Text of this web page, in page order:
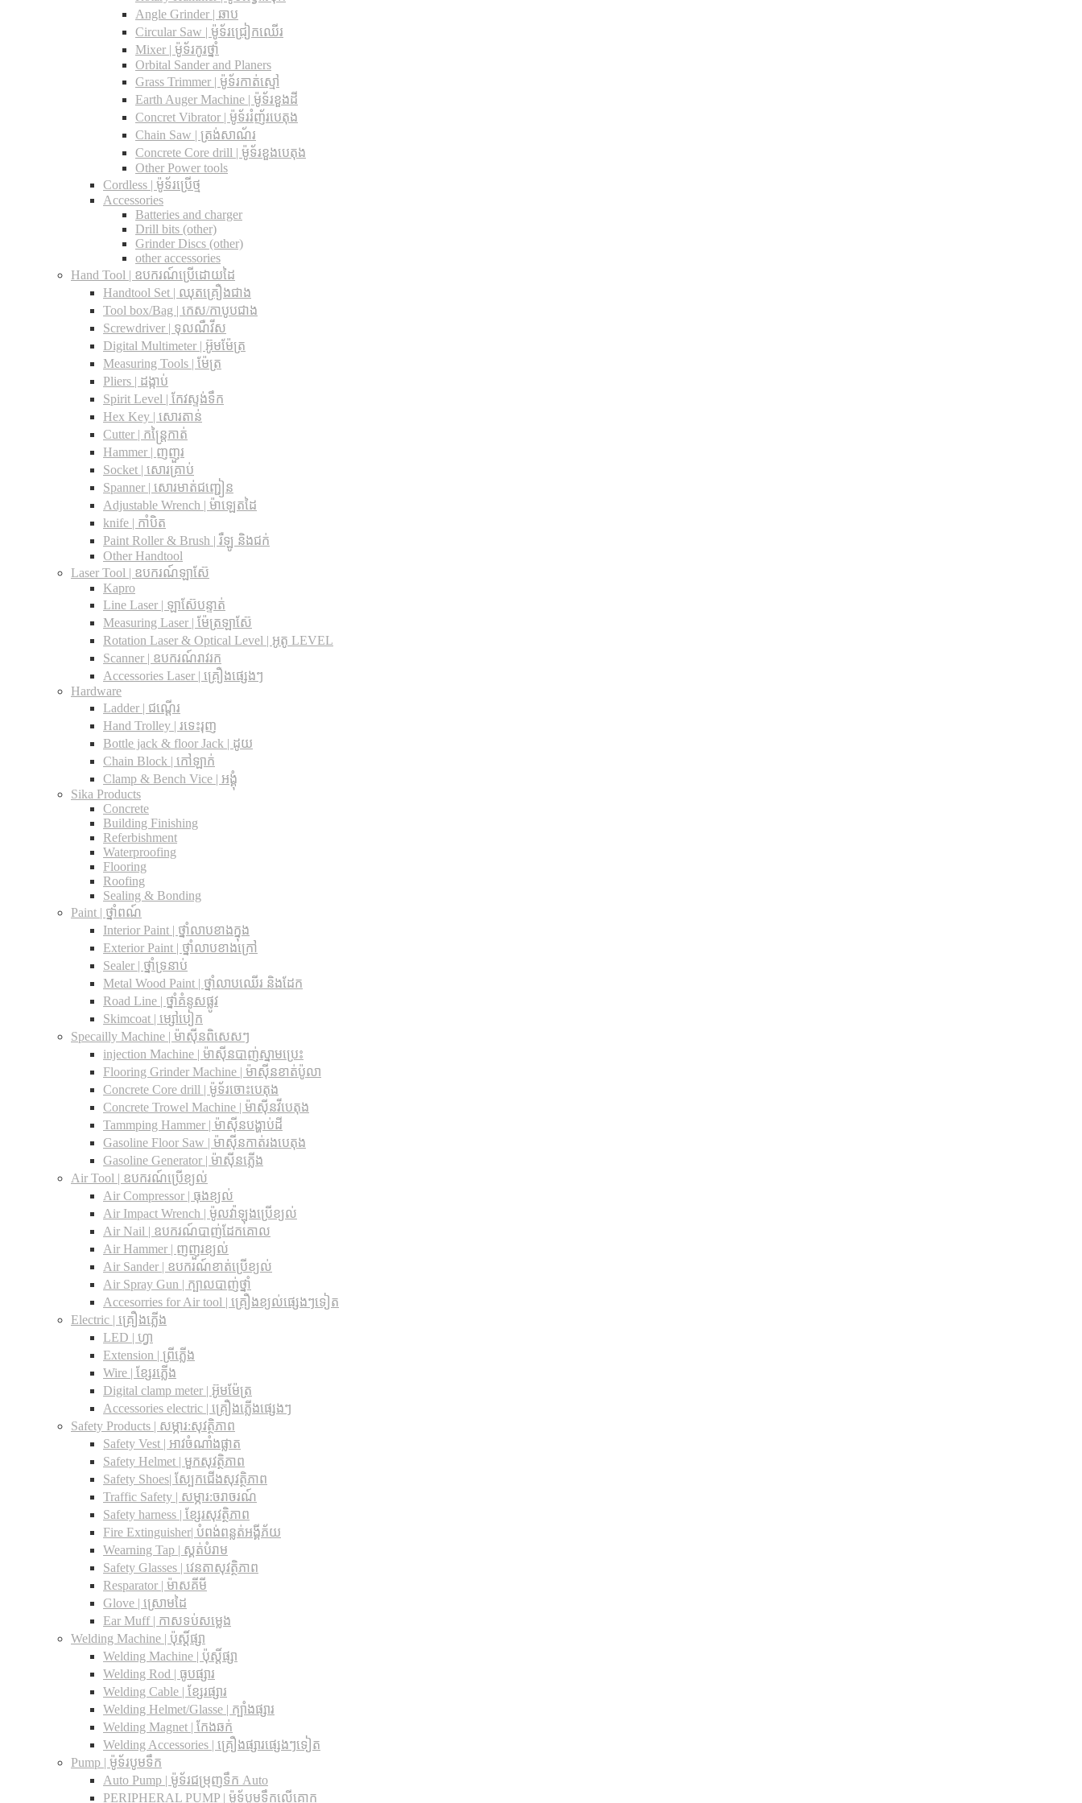
Angle Grinder | ឆាប
Circular Saw​ | ម៉ូទ័រជ្រៀកឈើរ
Mixer | ម៉ូទ័រកូរថ្នាំ
Orbital Sander and Planers
Grass Trimmer | ម៉ូទ័រកាត់ស្មៅ
Earth Auger Machine | ម៉ូទ័រខួងដី
Concret Vibrator | ម៉ូទ័ររំញ័របេតុង
Chain Saw | ត្រង់សាណ័រ
Concrete Core drill | ម៉ូទ័រខួងបេតុង
Other Power tools
Cordless​ | ម៉ូទ័រប្រើថ្ម
Accessories
Batteries and charger
Drill bits (other)
Grinder Discs (other)
other accessories
Hand Tool | ឧបករណ៍ប្រើដោយដៃ
Handtool Set | ឈុតគ្រឿងជាង
Tool box/Bag | កេស/កាបូបជាង
Screwdriver | ទុលណឺវីស
Digital Multimeter | អ៊ូមម៉ែត្រ
Measuring Tools | ម៉ែត្រ
Pliers | ដង្កាប់
Spirit Level | កែវស្ទង់ទឹក
Hex Key | សោរតាន់
Cutter | កន្រ្តៃកាត់
Hammer | ញញួរ
Socket | សោរគ្រាប់
Spanner |​ សោរមាត់ជញ្ជៀន
Adjustable Wrench |​ ម៉ាឡេតដៃ
knife | កាំបិត
Paint Roller & Brush | រឺឡូ និងជក់
Other Handtool
Laser Tool | ឧបករណ៍ឡាស៊ែ
Kapro
Line Laser | ឡាស៊ែបន្ទាត់
Measuring Laser | ម៉ែត្រឡាស៊ែ
Rotation Laser & Optical Level | អូតូ LEVEL
Scanner | ឧបករណ៍រាវរក
Accessories Laser | គ្រឿងផ្សេងៗ
Hardware
Ladder | ជណ្តើរ
Hand Trolley | រទេះរុញ
Bottle jack & floor Jack​ | ដូយ
Chain Block | កៅឡាក់
Clamp & Bench Vice | អង្គុំ
Sika Products
Concrete
Building Finishing
Referbishment
Waterproofing
Flooring
Roofing
Sealing & Bonding
Paint | ថ្នាំពណ៍
Interior Paint | ថ្នាំលាបខាងក្នុង
Exterior Paint | ថ្នាំលាបខាងក្រៅ
Sealer | ថ្នាំទ្រនាប់
Metal Wood Paint | ថ្នាំលាបឈើរ និងដែក
Road Line | ថ្នាំគំនូសផ្លូវ
Skimcoat | ម្សៅបៀក
Specailly Machine | ម៉ាស៊ីនពិសេសៗ
injection Machine | ម៉ាស៊ីនបាញ់ស្នាមប្រេះ
Flooring Grinder Machine | ម៉ាស៊ីនខាត់ប៉ូលា
Concrete Core drill | ម៉ូទ័រចោះបេតុង
Concrete Trowel Machine | ម៉ាស៊ីនវីបេតុង
Tammping Hammer | ម៉ាស៊ីនបង្ហាប់ដី
Gasoline Floor Saw | ម៉ាស៊ីនកាត់រងបេតុង
Gasoline Generator | ម៉ាស៊ីនភ្លើង
Air Tool | ឧបករណ៍ប្រើខ្យល់
Air Compressor | ធុងខ្យល់
Air Impact Wrench | ម៉ូលវ៉ាឡុងប្រើខ្យល់
Air Nail | ឧបករណ៍បាញ់ដែកគោល
Air Hammer | ញញួរខ្យល់
Air Sander | ឧបករណ៍ខាត់ប្រើខ្យល់
Air Spray Gun | ក្បាលបាញ់ថ្នាំ
Accesorries for Air tool | គ្រឿងខ្យល់ផ្សេងៗទៀត
Electric | គ្រឿងភ្លើង
LED | ហ្វា
Extension | ព្រីភ្លើង
Wire | ខ្សែរភ្លើង
Digital clamp meter | អ៊ូមម៉ែត្រ
Accessories electric | គ្រឿងភ្លើងផ្សេងៗ
Safety Products | សម្ភារ:សុវត្ថិភាព
Safety Vest | អាវចំណាំងផ្លាត
Safety Helmet | មួកសុវត្ថិភាព
Safety Shoes| ស្បែកជើងសុវត្ថិភាព
Traffic Safety​ | សម្ភារ:ចរាចរណ៍
Safety harness | ខ្សែរសុវត្ថិភាព
Fire Extinguisher| បំពង់ពន្លត់អង្គីភ័យ
Wearning Tap | ស្គត់បំរាម
Safety Glasses | វេនតាសុវត្ថិភាព
Resparator | ម៉ាសគីមី
Glove | ស្រោមដៃ
Ear Muff | កាសទប់សម្លេង
Welding Machine | ប៉ុស្តិ៍ផ្សា
Welding Machine | ប៉ុស្តិ៍ផ្សា
Welding Rod | ធូបផ្សារ
Welding Cable | ខ្សែរផ្សារ
Welding Helmet/Glasse | ក្បាំងផ្សារ
Welding Magnet | កែងឆក់
Welding Accessories | គ្រឿងផ្សារផ្សេងៗទៀត
Pump | ម៉ូទ័របូមទឹក
Auto Pump | ម៉ូទ័រជម្រុញទឹក Auto
PERIPHERAL PUMP | ម៉ូទ័បូមទឹកលើគោក